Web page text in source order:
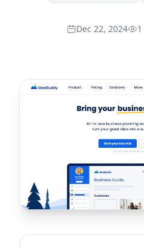
Dec 22, 2024 1